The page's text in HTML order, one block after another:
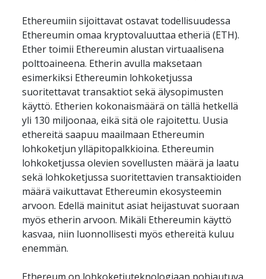
Ethereumiin sijoittavat ostavat todellisuudessa
Ethereumin omaa kryptovaluuttaa etheriä (ETH).
Ether toimii Ethereumin alustan virtuaalisena
polttoaineena. Etherin avulla maksetaan
esimerkiksi Ethereumin lohkoketjussa
suoritettavat transaktiot sekä älysopimusten
käyttö. Etherien kokonaismäärä on tällä hetkellä
yli 130 miljoonaa, eikä sitä ole rajoitettu. Uusia
ethereitä saapuu maailmaan Ethereumin
lohkoketjun ylläpitopalkkioina. Ethereumin
lohkoketjussa olevien sovellusten määrä ja laatu
sekä lohkoketjussa suoritettavien transaktioiden
määrä vaikuttavat Ethereumin ekosysteemin
arvoon. Edellä mainitut asiat heijastuvat suoraan
myös etherin arvoon. Mikäli Ethereumin käyttö
kasvaa, niin luonnollisesti myös ethereitä kuluu
enemmän.